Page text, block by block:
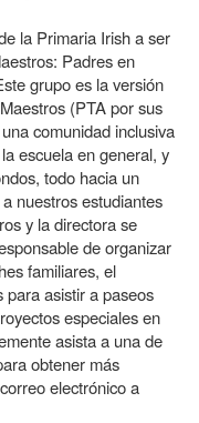
la Primaria Irish a ser
Padres en
grupo es la versión
(PTA por sus
comunidad inclusiva
escuela en general, y
todo hacia un
nuestros estudiantes
y la directora se
de organizar
familiares, el
para asistir a paseos
especiales en
asista a una de
obtener más
electrónico a